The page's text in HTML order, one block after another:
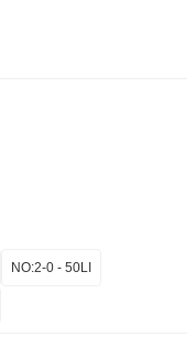
NO:2-0 - 50LI